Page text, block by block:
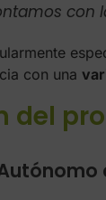
con
con una
del